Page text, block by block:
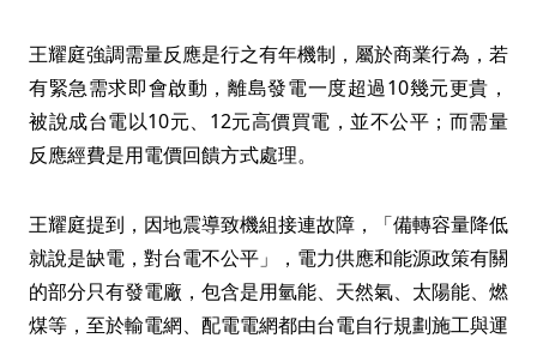
王耀庭強調需量反應是行之有年機制，屬於商業行為，若
有緊急需求即會啟動，離島發電一度超過10幾元更貴，
被說成台電以10元、12元高價買電，並不公平；而需量
反應經費是用電價回饋方式處理。
王耀庭提到，因地震導致機組接連故障，「備轉容量降低
就說是缺電，對台電不公平」，電力供應和能源政策有關
的部分只有發電廠，包含是用氫能、天然氣、太陽能、燃
煤等，至於輸電網、配電電網都由台電自行規劃施工與運